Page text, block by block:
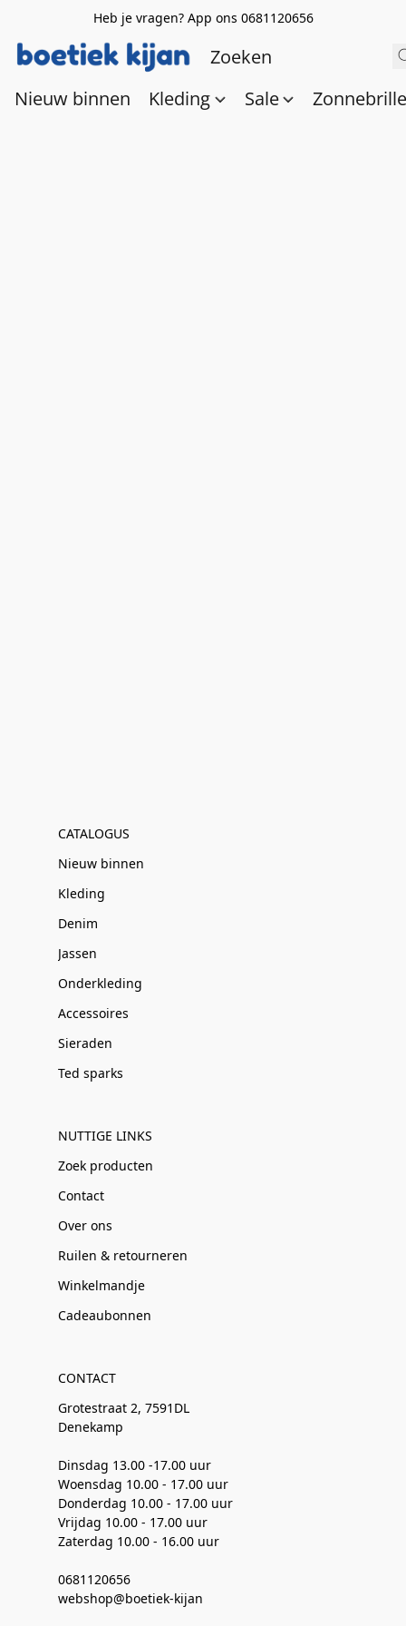
Heb je vragen? App ons 0681120656
Nieuw binnen Kleding Sale
CATALOGUS
Nieuw binnen
Kleding
Denim
Jassen
Onderkleding
Accessoires
Sieraden
Ted sparks
NUTTIGE LINKS
Zoek producten
Contact
Over ons
Ruilen & retourneren
Winkelmandje
Cadeaubonnen
CONTACT
Grotestraat 2, 7591DL
Denekamp
Dinsdag 13.00 -17.00 uur
Woensdag 10.00 - 17.00 uur
Donderdag 10.00 - 17.00 uur
Vrijdag 10.00 - 17.00 uur
Zaterdag 10.00 - 16.00 uur
0681120656
webshop@boetiek-kijan